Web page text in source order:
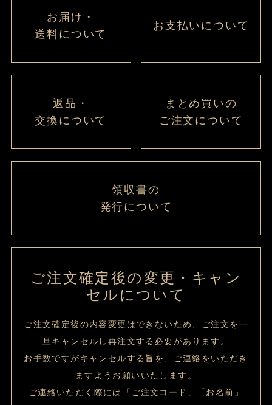
お届け・
送料について
お支払いについて
返品・
交換について
まとめ買いの
ご注文について
領収書の
発行について
ご注文確定後の変更・キャン
セルについて
ご注文確定後の内容変更はできないため、ご注文を一
旦キャンセルし再注文する必要があります。
お手数ですがキャンセルする旨を、ご連絡をいただき
ますようお願いいたします。
ご連絡いただく際には「ご注文コード」「お名前」